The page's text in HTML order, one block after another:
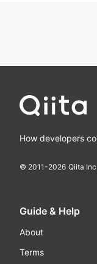
How developers
© 2011-2026 Qiita Inc.
Guide & Help
About
Terms